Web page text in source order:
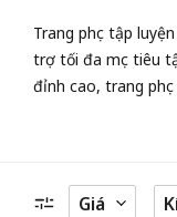
Trang phục tập
trợ tối đa mục tiêu
đỉnh cao, trang
Giá